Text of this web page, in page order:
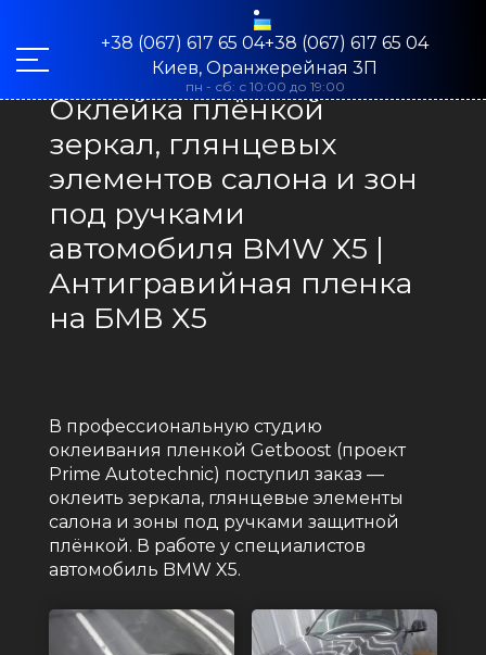
+38 (067) 617 65 04+38 (067) 617 65 04
Киев, Оранжерейная 3П
пн - сб: с 10:00 до 19:00
Оклейка плёнкой
зеркал, глянцевых
элементов салона и зон
под ручками
автомобиля BMW X5 |
Антигравийная пленка
на БМВ Х5
В профессиональную студию
оклеивания пленкой Getboost (проект
Prime Autotechnic) поступил заказ —
оклеить зеркала, глянцевые элементы
салона и зоны под ручками защитной
плёнкой. В работе у специалистов
автомобиль BMW X5.